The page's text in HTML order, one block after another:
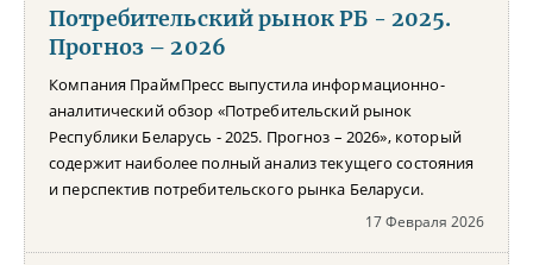
Потребительский рынок РБ - 2025.
Прогноз – 2026
Компания ПраймПресс выпустила информационно-
аналитический обзор «Потребительский рынок
Республики Беларусь - 2025. Прогноз – 2026», который
содержит наиболее полный анализ текущего состояния
и перспектив потребительского рынка Беларуси.
17 Февраля 2026